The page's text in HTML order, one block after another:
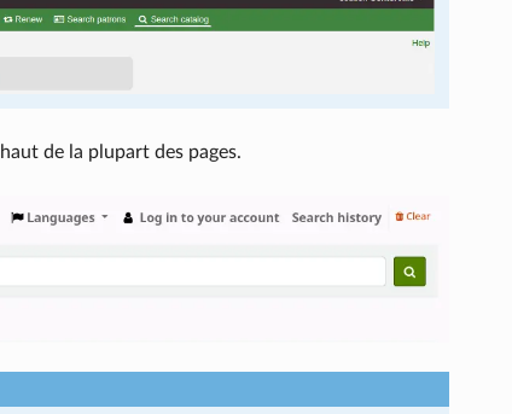
de la plupart des pages.